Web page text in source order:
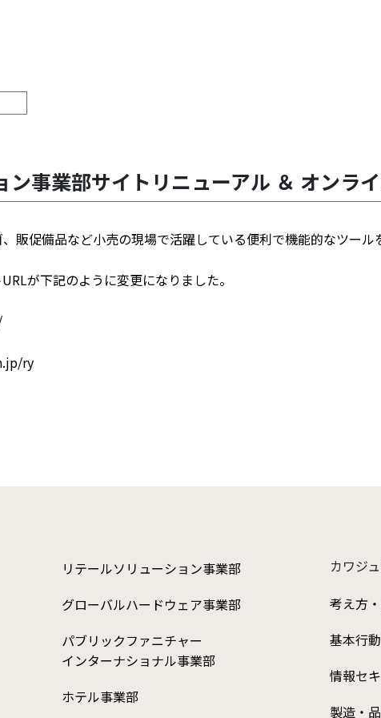
ン事業部サイトリニューアル ＆ オンラ
販促備品など小売の現場で活躍している便利で機能的なツール
が下記のように変更になりました。
ry
リテールソリューション事業部
グローバルハードウェア事業部
パブリックファニチャー
インターナショナル事業部
ホテル事業部
カワジ
考え方
基本行
情報セ
製造・